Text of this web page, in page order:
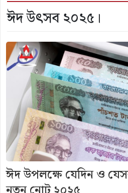
ঈদ উৎসব ২০২৫।
ঈদ উপলক্ষে যেদিন ও